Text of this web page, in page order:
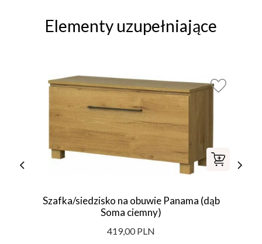
Elementy uzupełniające
Szafka/siedzisko na obuwie Panama (dąb
Soma ciemny)
419,00 PLN